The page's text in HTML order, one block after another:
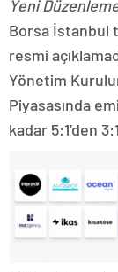
Yeni
Borsa İstanbul
resmi
Yönetim
Piyasasında
kadar 5:1’den